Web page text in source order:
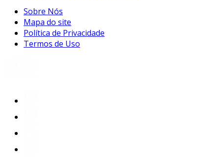
processos industriais.
Sistemas SCADA: Soluções de supervisão
e controle que oferecem monitoramento
Sobre Nós
Mapa do site
Política de Privacidade
Termos de Uso